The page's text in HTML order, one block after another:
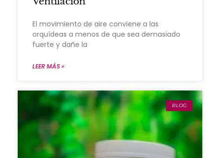
El movimiento de aire conviene a las
orquídeas a menos de que sea demasiado
fuerte y dañe la
LEER MÁS »
BLOG